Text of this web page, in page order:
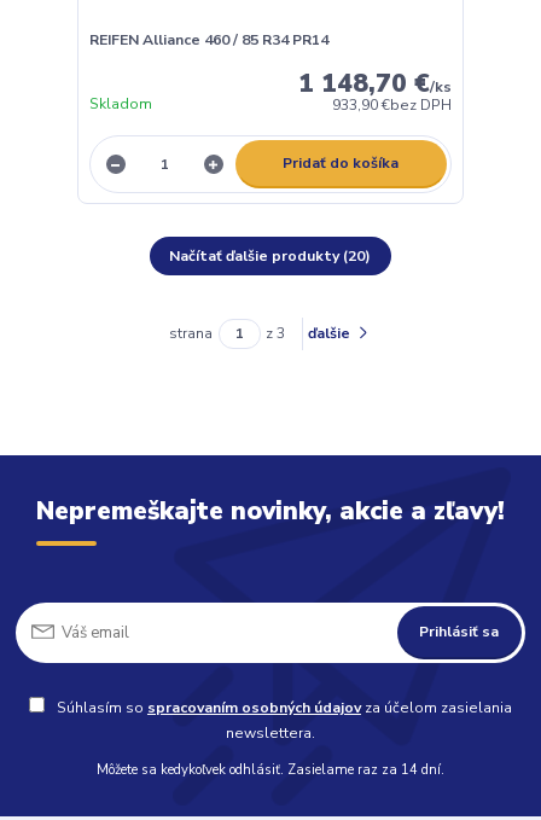
REIFEN Alliance 460 / 85 R34 PR14
1 148,70 €/ks
933,90 €bez DPH
Skladom
Pridať do košíka
Načítať ďalšie produkty (20)
strana z 3 ďalšie
Nepremeškajte novinky, akcie a zľavy!
Prihlásiť sa
Súhlasím so spracovaním osobných údajovza účelom zasielania
newslettera.
Môžete sa kedykoľvek odhlásiť. Zasielame raz za 14 dní.